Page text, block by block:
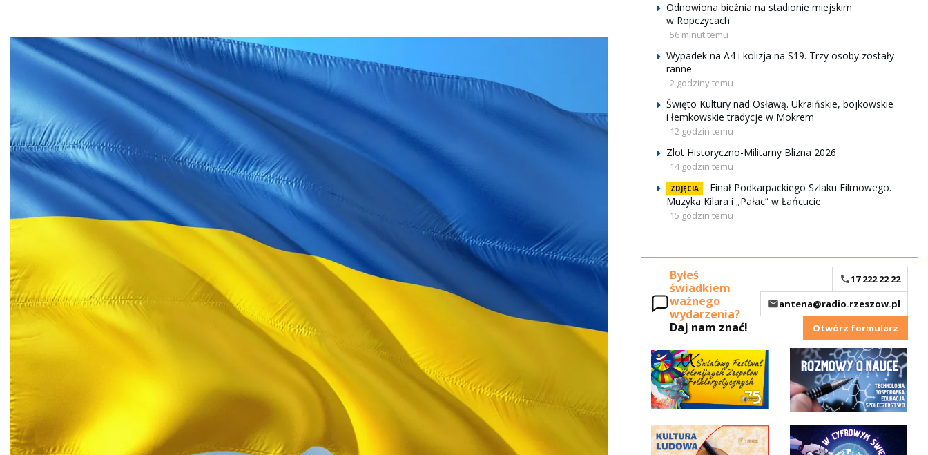
Odnowiona bieżnia na stadionie miejskim
w Ropczycach
56 minut temu
Wypadek na A4 i kolizja na S19. Trzy osoby zostały
ranne
2 godziny temu
Święto Kultury nad Osławą. Ukraińskie, bojkowskie
i łemkowskie tradycje w Mokrem
12 godzin temu
Zlot Historyczno-Militarny Blizna 2026
14 godzin temu
ZDJĘCIA
Finał Podkarpackiego Szlaku Filmowego.
Muzyka Kilara i „Pałac” w Łańcucie
15 godzin temu
Byłeś
świadkiem
ważnego
wydarzenia?
Daj nam znać!
17 222 22 22
antena@radio.rzeszow.pl
Otwórz formularz